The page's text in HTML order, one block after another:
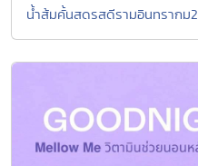
น้ำส้มคั้นสดรสดีรามอินทรากม2